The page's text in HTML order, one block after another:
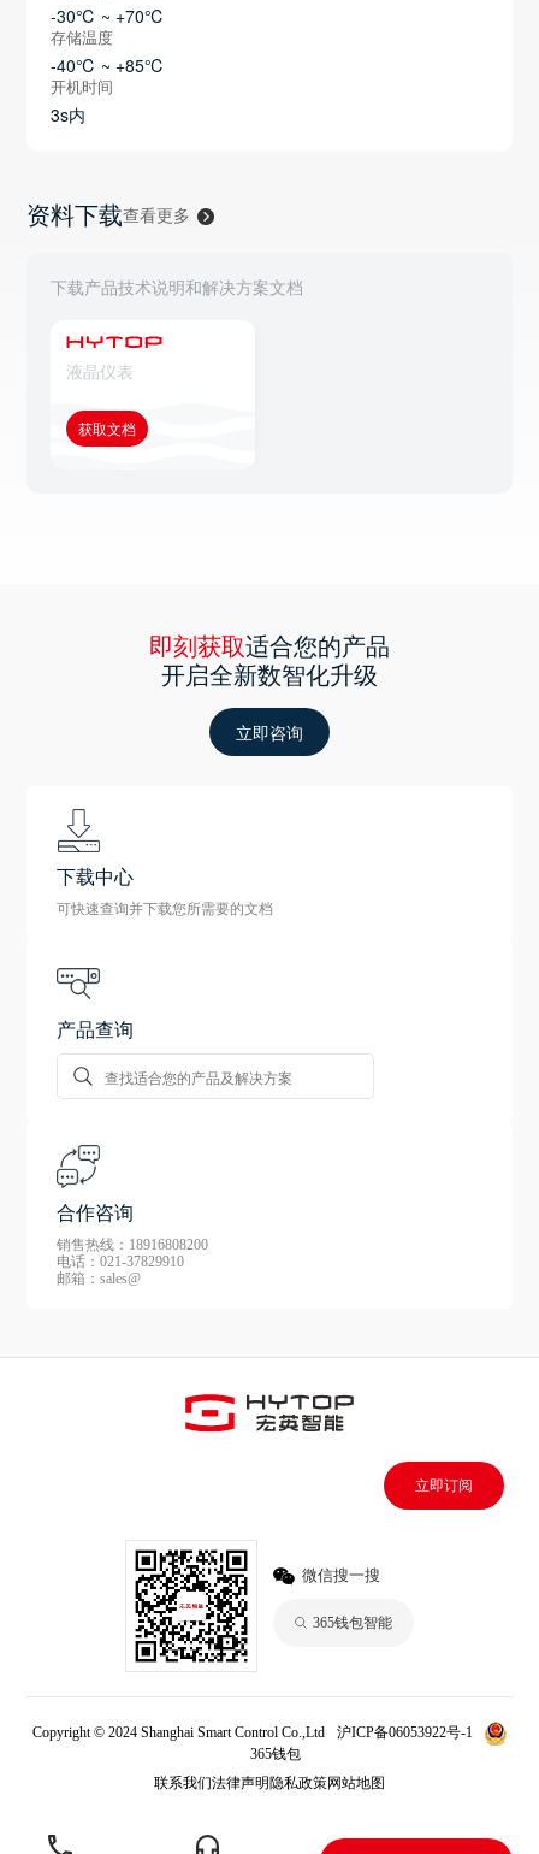
-30℃ ~ +70℃
存储温度
-40℃ ~ +85℃
开机时间
3s内
资料下载查看更多
下载产品技术说明和解决方案文档
液晶仪表
获取文档
即刻获取适合您的产品
开启全新数智化升级
立即咨询
下载中心
可快速查询并下载您所需要的文档
产品查询
合作咨询
销售热线：18916808200
电话：021-37829910
邮箱：sales@
立即订阅
微信搜一搜
365钱包智能
Copyright © 2024 Shanghai Smart Control Co.,Ltd
沪ICP备06053922号-1
365钱包
联系我们法律声明 隐私政策网站地图